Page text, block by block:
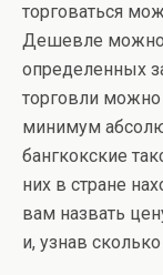
торговаться
Дешевле можно
определенных
торговли можно
минимум
бангкокские
них в стране
вам назвать
и, узнав